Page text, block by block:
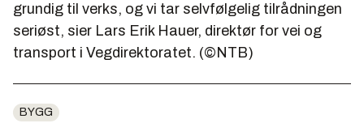
grundig til verks, og vi tar selvfølgelig tilrådningen
seriøst, sier Lars Erik Hauer, direktør for vei og
transport i Vegdirektoratet. (©NTB)
BYGG